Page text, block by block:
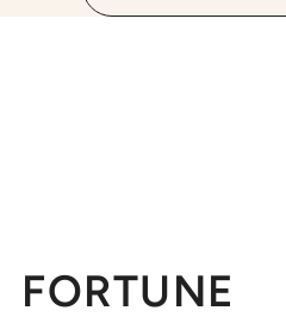
FORTUNE